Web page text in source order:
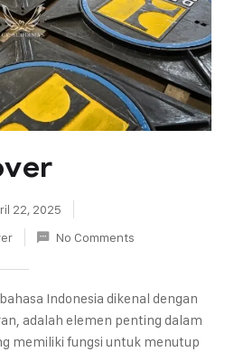
22, 2025
No Comments
Indonesia dikenal dengan
adalah elemen penting dalam
memiliki fungsi untuk menutup